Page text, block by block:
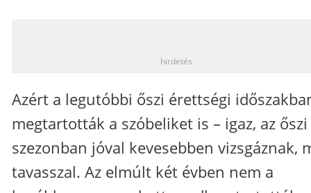
hirdetés
Azért a legutóbbi őszi érettségi
megtartották a szóbeliket is – igaz, az őszi
szezonban jóval kevesebben vizsgáznak,
tavasszal. Az elmúlt két évben nem a